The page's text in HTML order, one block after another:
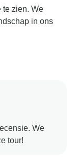
te zien. We
in ons
We